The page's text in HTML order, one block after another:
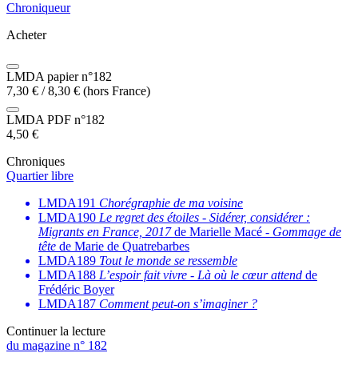
Chroniqueur
Acheter
LMDA papier n°182
7,30 € /8,30 € (hors France)
LMDA PDF n°182
4,50 €
Chroniques
Quartier libre
LMDA191 Chorégraphie de ma voisine
LMDA190 Le regret des étoiles - Sidérer, considérer :
Migrants en France, 2017de Marielle Macé - Gommage de
tête de Marie de Quatrebarbes
LMDA189 Tout le monde se ressemble
LMDA188 L’espoir fait vivre - Là où le cœur attend de
Frédéric Boyer
LMDA187 Comment peut-on s’imaginer ?
Continuer la lecture
du magazine n° 182